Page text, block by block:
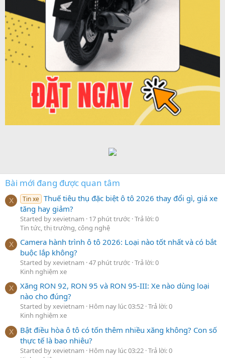
Bài mới đang được quan tâm
X Tin xe Thuế tiêu thụ đặc biệt ô tô 2026 thay đổi gì, giá xe
tăng hay giảm?
Started by xevietnam 17 phút trước Trả lời: 0
Tin tức, thị trường, công nghệ
X
Camera hành trình ô tô 2026: Loại nào tốt nhất và có bắt
buộc lắp không?
Started by xevietnam 47 phút trước Trả lời: 0
Kinh nghiệm xe
X
Xăng RON 92, RON 95 và RON 95-III: Xe nào dùng loại
nào cho đúng?
Started by xevietnam Hôm nay lúc 03:52 Trả lời: 0
Kinh nghiệm xe
X
Bật điều hòa ô tô có tốn thêm nhiều xăng không? Con số
thực tế là bao nhiêu?
Started by xevietnam Hôm nay lúc 03:22 Trả lời: 0